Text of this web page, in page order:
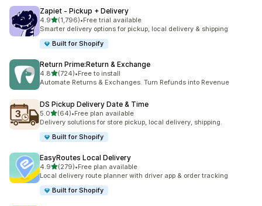
Zapiet ‑ Pickup + Delivery
4.9เต็ม 5 ดาว
(1,796)
ทั้งหมด 1796 รีวิว
•Free trial available
Smarter delivery options for pickup, local delivery & shipping
Built for Shopify
Return Prime:Return & Exchange
4.8เต็ม 5 ดาว
(724)
ทั้งหมด 724 รีวิว
•Free to install
Automate Returns & Exchanges. Turn Refunds into Revenue
DS Pickup Delivery Date & Time
5.0เต็ม 5 ดาว
(64)
ทั้งหมด 64 รีวิว
•Free plan available
Delivery solutions for store pickup, local delivery, shipping.
Built for Shopify
EasyRoutes Local Delivery
4.9เต็ม 5 ดาว
(279)
ทั้งหมด 279 รีวิว
•Free plan available
Local delivery route planner with driver app & order tracking
Built for Shopify